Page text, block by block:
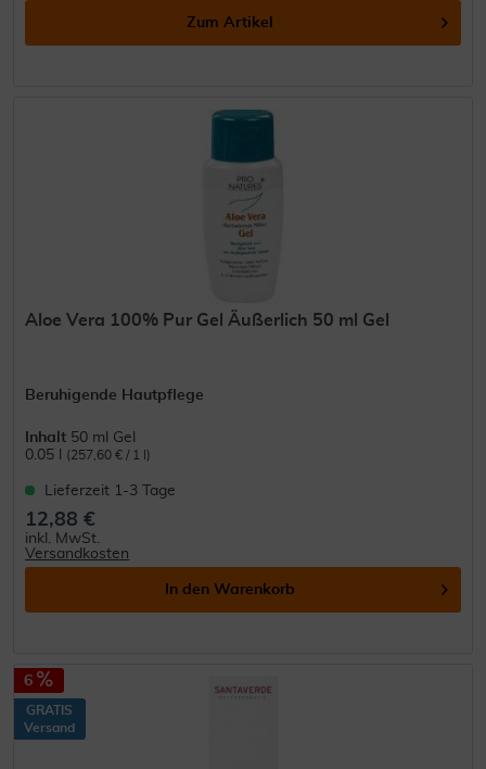
Zum Artikel
Aloe Vera 100% Pur Gel Äußerlich 50 ml Gel
Beruhigende Hautpflege
Inhalt 50 ml Gel
0.05 l
(257,60 € / 1 l)
Lieferzeit 1-3 Tage
12,88 €
inkl. MwSt.
Versandkosten
In den Warenkorb
6
GRATIS
Versand